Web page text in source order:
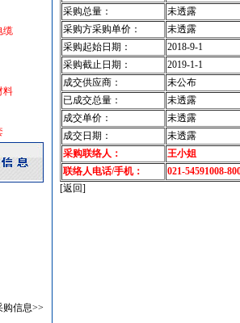
缆
料
购信息>>
采购总量：
未透露
采购方采购单价：
未透露
采购起始日期：
2018-9-1
采购截止日期：
2019-1-1
成交供应商：
未公布
已成交总量：
未透露
成交单价：
未透露
成交日期：
未透露
采购联络人：
王小姐
联络人电话/手机：
021-54591008-
[返回]